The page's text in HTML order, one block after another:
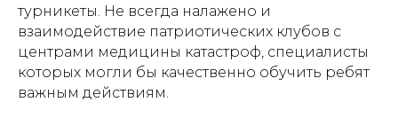
турникеты. Не всегда налажено и
взаимодействие патриотических клубов с
центрами медицины катастроф, специалисты
которых могли бы качественно обучить ребят
важным действиям.